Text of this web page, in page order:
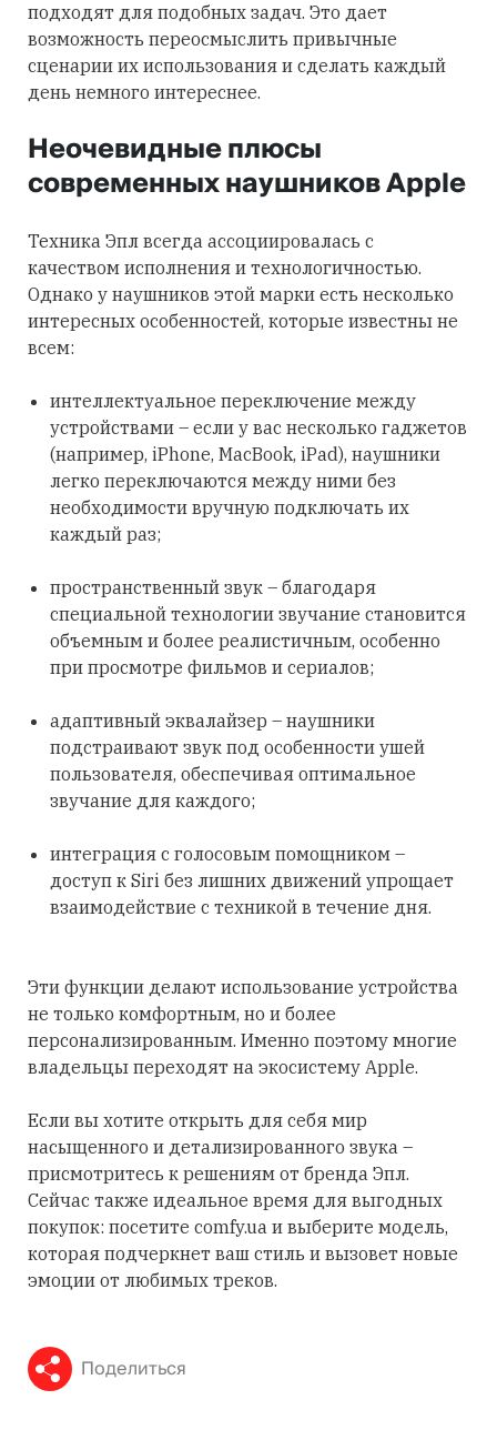
подходят для подобных задач. Это дает
возможность переосмыслить привычные
сценарии их использования и сделать каждый
день немного интереснее.
Неочевидные плюсы
современных наушников Apple
Техника Эпл всегда ассоциировалась с
качеством исполнения и технологичностью.
Однако у наушников этой марки есть несколько
интересных особенностей, которые известны не
всем:
интеллектуальное переключение между
устройствами – если у вас несколько гаджетов
(например, iPhone, MacBook, iPad), наушники
легко переключаются между ними без
необходимости вручную подключать их
каждый раз;
пространственный звук – благодаря
специальной технологии звучание становится
объемным и более реалистичным, особенно
при просмотре фильмов и сериалов;
адаптивный эквалайзер – наушники
подстраивают звук под особенности ушей
пользователя, обеспечивая оптимальное
звучание для каждого;
интеграция с голосовым помощником –
доступ к Siri без лишних движений упрощает
взаимодействие с техникой в течение дня.
Эти функции делают использование устройства
не только комфортным, но и более
персонализированным. Именно поэтому многие
владельцы переходят на экосистему Apple.
Если вы хотите открыть для себя мир
насыщенного и детализированного звука –
присмотритесь к решениям от бренда Эпл.
Сейчас также идеальное время для выгодных
покупок: посетите comfy.ua и выберите модель,
которая подчеркнет ваш стиль и вызовет новые
эмоции от любимых треков.
Поделиться